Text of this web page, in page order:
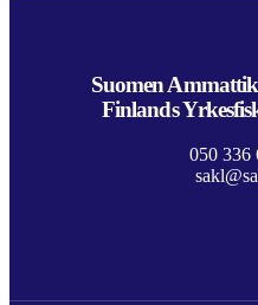
Suomen
Finlands
050 336